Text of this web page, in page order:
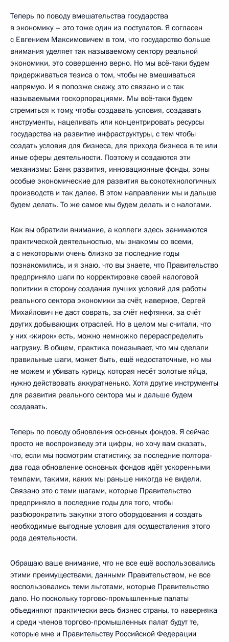
Теперь по поводу вмешательства государства
в экономику – это тоже один из постулатов. Я согласен
с Евгением Максимовичем в том, что государство больше
внимания уделяет так называемому сектору реальной
экономики, это совершенно верно. Но мы всё‑таки будем
придерживаться тезиса о том, чтобы не вмешиваться
напрямую. И я попозже скажу, это связано и с так
называемыми госкорпорациями. Мы всё‑таки будем
стремиться к тому, чтобы создавать условия, создавать
инструменты, нацеливать или концентрировать ресурсы
государства на развитие инфраструктуры, с тем чтобы
создать условия для бизнеса, для прихода бизнеса в те или
иные сферы деятельности. Поэтому и создаются эти
механизмы: Банк развития, инновационные фонды, зоны
особые экономические для развития высокотехнологичных
производств и так далее. В этом направлении мы и дальше
будем делать. То же самое мы будем делать и с налогами.
Как вы обратили внимание, а коллеги здесь занимаются
практической деятельностью, мы знакомы со всеми,
а с некоторыми очень близко за последние годы
познакомились, и я знаю, что вы знаете, что Правительство
предприняло шаги по корректировке своей налоговой
политики в сторону создания лучших условий для работы
реального сектора экономики за счёт, наверное, Сергей
Михайлович не даст соврать, за счёт нефтянки, за счёт
других добывающих отраслей. Но в целом мы считали, что
у них «жирок» есть, можно немножко перераспределить
нагрузку. В общем, практика показывает, что мы сделали
правильные шаги, может быть, ещё недостаточные, но мы
не можем и убивать курицу, которая несёт золотые яйца,
нужно действовать аккуратненько. Хотя другие инструменты
для развития реального сектора мы и дальше будем
создавать.
Теперь по поводу обновления основных фондов. Я сейчас
просто не воспроизведу эти цифры, но хочу вам сказать,
что, если мы посмотрим статистику, за последние полтора-
два года обновление основных фондов идёт ускоренными
темпами, такими, каких мы раньше никогда не видели.
Связано это с теми шагами, которые Правительство
предприняло в последние годы для того, чтобы
разбюрократить закупки этого оборудования и создать
необходимые выгодные условия для осуществления этого
рода деятельности.
Обращаю ваше внимание, что не все ещё воспользовались
этими преимуществами, данными Правительством, не все
воспользовались теми льготами, которые Правительство
дало. Но поскольку торгово-промышленные палаты
объединяют практически весь бизнес страны, то наверняка
и среди членов торгово-промышленных палат будут те,
которые мне и Правительству Российской Федерации